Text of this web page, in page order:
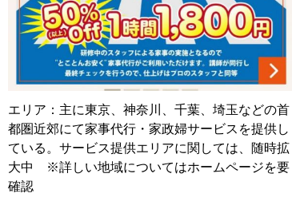
エリア：主に東京、神奈川、千葉、埼玉などの首
都圏近郊にて家事代行・家政婦サービスを提供し
ている。サービス提供エリアに関しては、随時拡
大中 ※詳しい地域についてはホームページを要
確認